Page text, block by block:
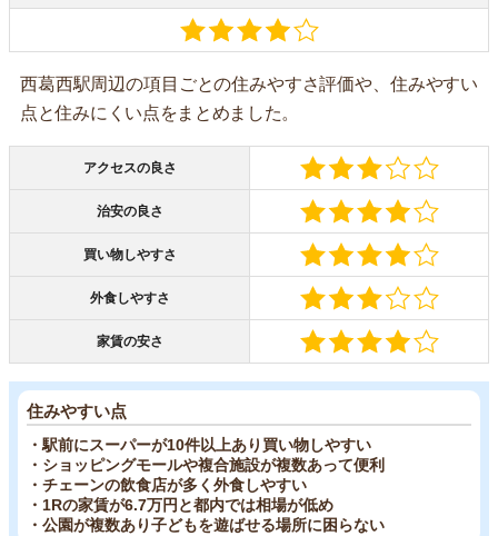
西葛西駅周辺の項目ごとの住みやすさ評価や、住みやすい
点と住みにくい点をまとめました。
アクセスの良さ
治安の良さ
買い物しやすさ
外食しやすさ
家賃の安さ
住みやすい点
・駅前にスーパーが10件以上あり買い物しやすい
・ショッピングモールや複合施設が複数あって便利
・チェーンの飲食店が多く外食しやすい
・1Rの家賃が6.7万円と都内では相場が低め
・公園が複数あり子どもを遊ばせる場所に困らない